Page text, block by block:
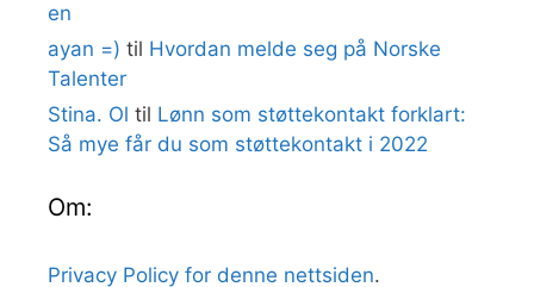
en
ayan =) til Hvordan melde seg på Norske
Talenter
Stina. Ol til Lønn som støttekontakt forklart:
Så mye får du som støttekontakt i 2022
Om:
Privacy Policy for denne nettsiden.